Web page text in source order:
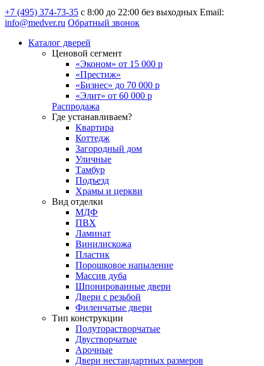
+7 (495) 374-73-35 с 8:00 до 22:00 без выходных Email:
info@medver.ru Обратный звонок
Каталог дверей
Ценовой сегмент
«Эконом» от 15 000 р
«Престиж»
«Бизнес» до 70 000 р
«Элит» от 60 000 р
Распродажа
Где устанавливаем?
Квартира
Коттедж
Загородный дом
Уличные
Тамбур
Подъезд
Храмы и церкви
Вид отделки
МДФ
ПВХ
Ламинат
Винилискожа
Пластик
Порошковое напыление
Массив дуба
Шпонированные двери
Двери с резьбой
Филенчатые двери
Тип конструкции
Полуторастворчатые
Двустворчатые
Арочные
Двери нестандартных размеров